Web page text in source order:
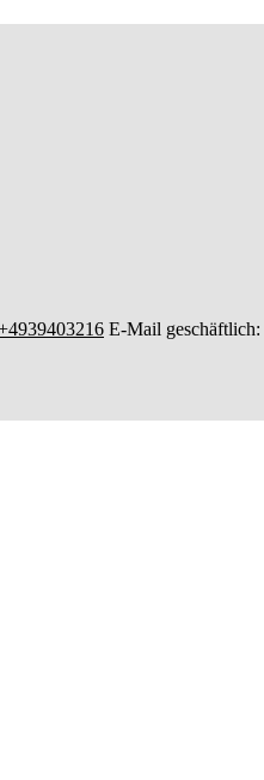
E-Mail geschäftlich: